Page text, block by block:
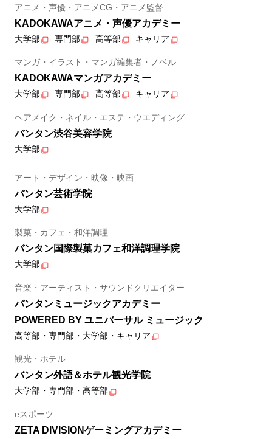
アニメ・声優・アニメCG・アニメ監督
KADOKAWAアニメ・声優アカデミー
大学部 専門部 高等部 キャリア
マンガ・イラスト・マンガ編集者・ノベル
KADOKAWAマンガアカデミー
大学部 専門部 高等部 キャリア
ヘアメイク・ネイル・エステ・ウエディング
バンタン渋谷美容学院
大学部
アート・デザイン・映像・映画
バンタン芸術学院
大学部
製菓・カフェ・和洋調理
バンタン国際製菓カフェ和洋調理学院
大学部
音楽・アーティスト・サウンドクリエイター
バンタンミュージックアカデミー
POWERED BY ユニバーサル ミュージック
高等部・専門部・大学部・キャリア
観光・ホテル
バンタン外語＆ホテル観光学院
大学部・専門部・高等部
eスポーツ
ZETA DIVISIONゲーミングアカデミー